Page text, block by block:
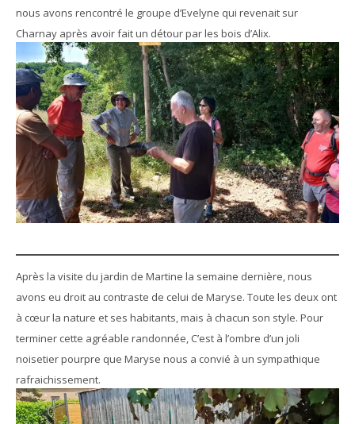
nous avons rencontré le groupe d’Evelyne qui revenait sur
Charnay après avoir fait un détour par les bois d’Alix.
Après la visite du jardin de Martine la semaine dernière, nous
avons eu droit au contraste de celui de Maryse. Toute les deux ont
à cœur la nature et ses habitants, mais à chacun son style. Pour
terminer cette agréable randonnée, C’est à l’ombre d’un joli
noisetier pourpre que Maryse nous a convié à un sympathique
rafraichissement.